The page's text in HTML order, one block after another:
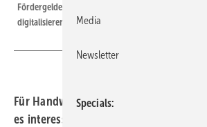
Fördergelder sollten sich Handwerksunternehmer,
digitalisieren möchten, nicht entgehen lassen.
Für Handwerksunternehmen und ihre
es interessante Förderungen der
Media
Newsletter
Specials